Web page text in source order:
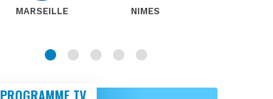
MARSEILLE NIMES